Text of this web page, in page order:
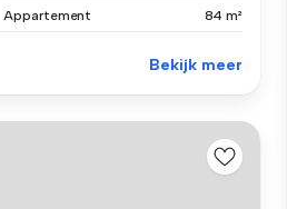
Appartement 84 m²
Bekijk meer